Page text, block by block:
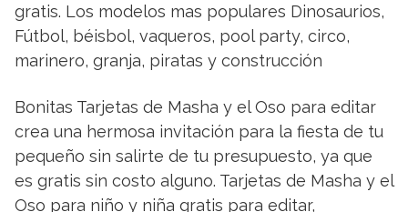
gratis. Los modelos mas populares Dinosaurios,
Fútbol, béisbol, vaqueros, pool party, circo,
marinero, granja, piratas y construcción
Bonitas Tarjetas de Masha y el Oso para editar
crea una hermosa invitación para la fiesta de tu
pequeño sin salirte de tu presupuesto, ya que
es gratis sin costo alguno. Tarjetas de Masha y el
Oso para niño y niña gratis para editar,